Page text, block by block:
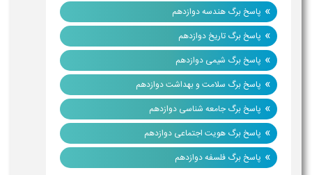
» پاسخ برگ هندسه دوازدهم
» پاسخ برگ تاریخ دوازدهم
» پاسخ برگ شیمی دوازدهم
» پاسخ برگ سلامت و بهداشت دوازدهم
» پاسخ برگ جامعه شناسی دوازدهم
» پاسخ برگ هویت اجتماعی دوازدهم
» پاسخ برگ فلسفه دوازدهم